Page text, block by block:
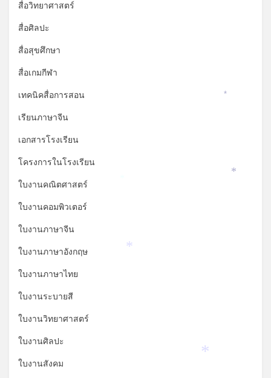
สื่อวิทยาศาสตร์
สื่อศิลปะ
สื่อสุขศึกษา
สื่อเกมกีฬา
เทคนิคสื่อการสอน
เรียนภาษาจีน
เอกสารโรงเรียน
โครงการในโรงเรียน
ใบงานคณิตศาสตร์
ใบงานคอมพิวเตอร์
ใบงานภาษาจีน
ใบงานภาษาอังกฤษ
ใบงานภาษาไทย
ใบงานระบายสี
ใบงานวิทยาศาสตร์
ใบงานศิลปะ
ใบงานสังคม